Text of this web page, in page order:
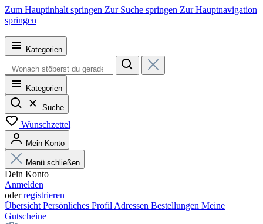
Zum Hauptinhalt springen Zur Suche springen Zur Hauptnavigation
springen
Kategorien
Kategorien
Suche
Wunschzettel
Mein Konto
Menü schließen
Dein Konto
Anmelden
oderregistrieren
Übersicht Persönliches Profil Adressen Bestellungen Meine
Gutscheine